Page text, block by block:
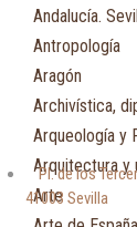
Andalucía.
Antropología
Aragón
Archivística,
Arqueología y
Arquitectura y
Arte
Pl. de los
41003 Sevilla